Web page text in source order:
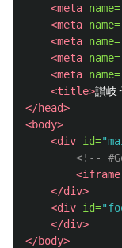
<meta name=
<meta name=
<meta name=
<meta name=
<meta name=
<title>讃岐
</head>
<body>
<div id=
<!--
<iframe
</div>
<div id=
</div>
</body>